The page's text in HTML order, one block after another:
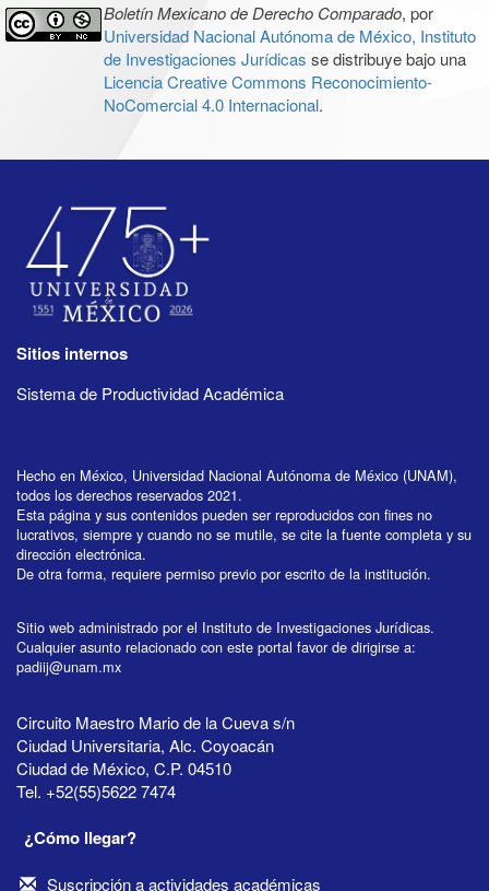
Boletín Mexicano de Derecho Comparado, por
Universidad Nacional Autónoma de México, Instituto
de Investigaciones Jurídicas se distribuye bajo una
Licencia Creative Commons Reconocimiento-
NoComercial 4.0 Internacional.
Sitios internos
Sistema de Productividad Académica
Hecho en México, Universidad Nacional Autónoma de México (UNAM),
todos los derechos reservados 2021.
Esta página y sus contenidos pueden ser reproducidos con fines no
lucrativos, siempre y cuando no se mutile, se cite la fuente completa y su
dirección electrónica.
De otra forma, requiere permiso previo por escrito de la institución.
Sitio web administrado por el Instituto de Investigaciones Jurídicas.
Cualquier asunto relacionado con este portal favor de dirigirse a:
padiij@unam.mx
Circuito Maestro Mario de la Cueva s/n
Ciudad Universitaria, Alc. Coyoacán
Ciudad de México, C.P. 04510
Tel. +52(55)5622 7474
¿Cómo llegar?
Suscripción a actividades académicas